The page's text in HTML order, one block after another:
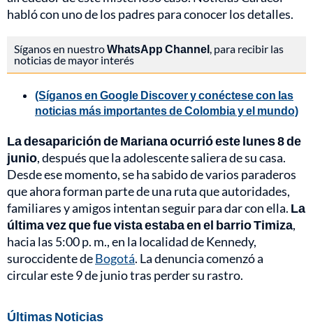
habló con uno de los padres para conocer los detalles.
Síganos en nuestroWhatsApp Channel, para recibir las
noticias de mayor interés
(Síganos en Google Discover y conéctese con las
noticias más importantes de Colombia y el mundo)
La desaparición de Mariana ocurrió este lunes 8 de
junio, después que la adolescente saliera de su casa.
Desde ese momento, se ha sabido de varios paraderos
que ahora forman parte de una ruta que autoridades,
familiares y amigos intentan seguir para dar con ella. La
última vez que fue vista estaba en el barrio Timiza,
hacia las 5:00 p. m., en la localidad de Kennedy,
suroccidente deBogotá. La denuncia comenzó a
circular este 9 de junio tras perder su rastro.
Últimas Noticias